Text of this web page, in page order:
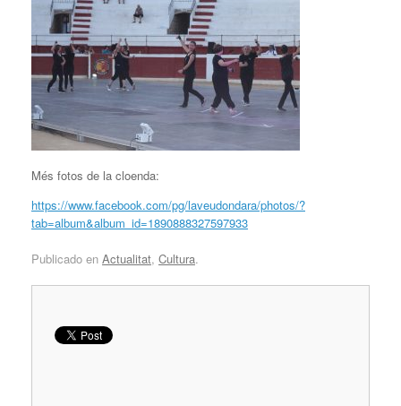
Més fotos de la cloenda:
https://www.facebook.com/pg/laveudondara/photos/?
tab=album&album_id=1890888327597933
Publicado en Actualitat, Cultura.